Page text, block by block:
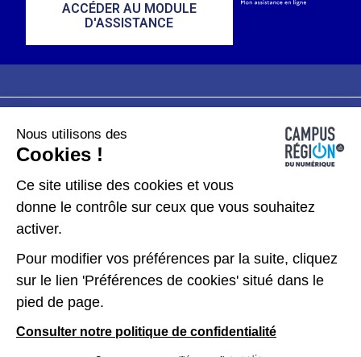
ACCÉDER AU MODULE
D'ASSISTANCE
Plan du site
Données personnelles
Gérer les cookies
Kit de communication
Accessibilité : partiellement conforme
Nous utilisons des
Cookies !
Ce site utilise des cookies et vous
donne le contrôle sur ceux que vous souhaitez
activer.
Pour modifier vos préférences par la suite, cliquez
sur le lien 'Préférences de cookies' situé dans le
pied de page.
Consulter notre politique de confidentialité